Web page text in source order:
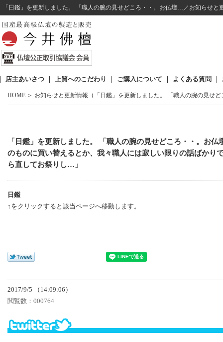
「日鑑」を更新しました。 「職人の腕の見せどころ・・。お仏壇…／お知らせと
店主あいさつ 上質へのこだわり ご購入について よくある質問
HOME ＞ お知らせと更新情報（「日鑑」を更新しました。 「職人の腕の見せ
「日鑑」を更新しました。 「職人の腕の見せどころ・・。お
のものに買い替えるとか、我々職人には寂しい限りの話ばかり
ら直してお祭りし…」
日鑑
↑をクリックすると該当ページへ移動します。
2017/9/5 （14:09:06）
閲覧数： 000764